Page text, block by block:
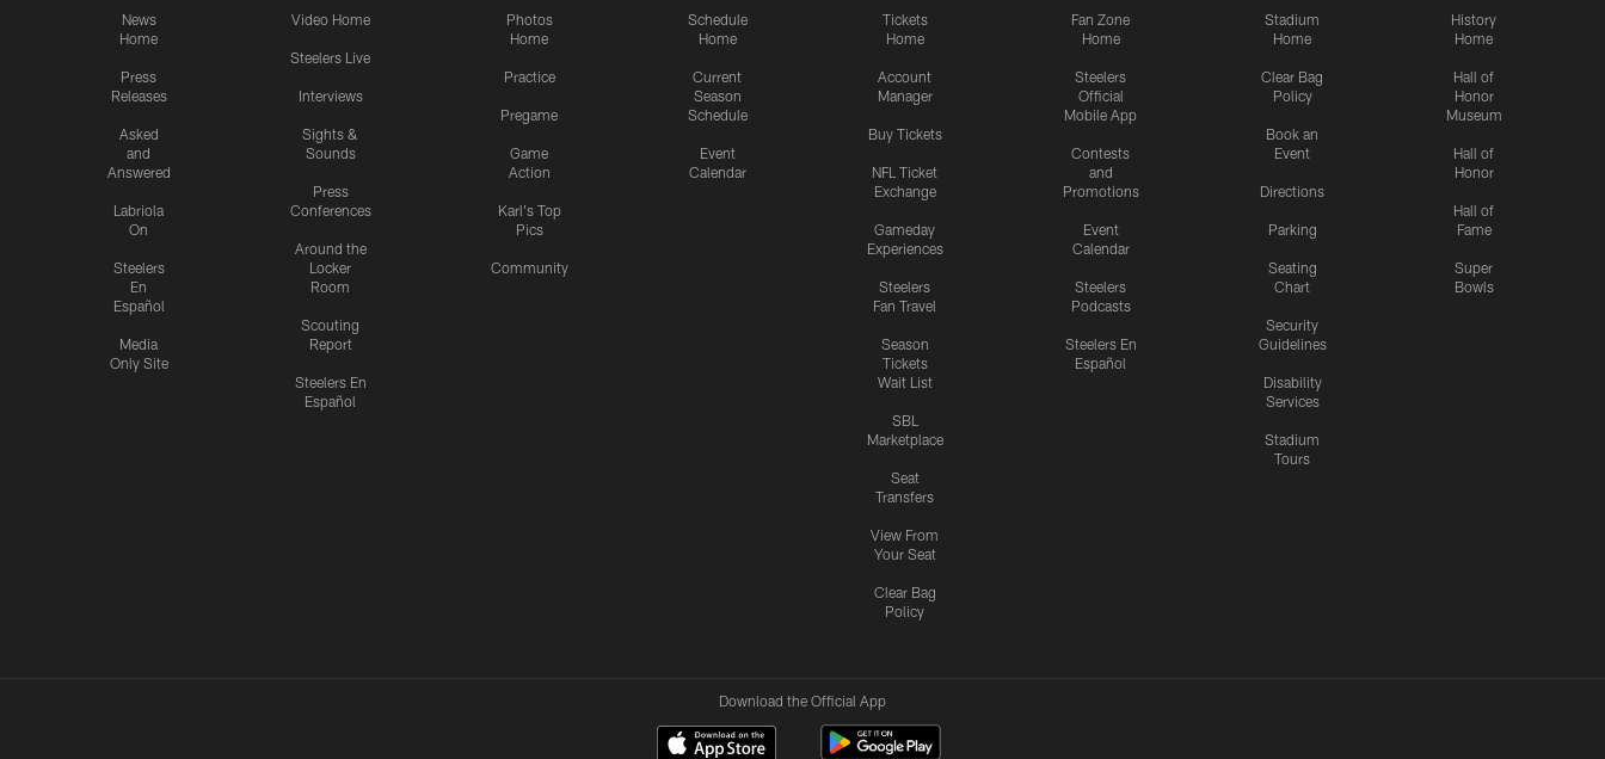
News
Home
Press
Releases
Asked
and
Answered
Labriola
On
Steelers
En
Español
Media
Only Site
Video Home
Steelers Live
Interviews
Sights &
Sounds
Press
Conferences
Around the
Locker
Room
Scouting
Report
Steelers En
Español
Photos
Home
Practice
Pregame
Game
Action
Karl's Top
Pics
Community
Schedule
Home
Current
Season
Schedule
Event
Calendar
Tickets
Home
Account
Manager
Buy Tickets
NFL Ticket
Exchange
Gameday
Experiences
Steelers
Fan Travel
Season
Tickets
Wait List
SBL
Marketplace
Seat
Transfers
View From
Your Seat
Clear Bag
Policy
Fan Zone
Home
Steelers
Official
Mobile App
Contests
and
Promotions
Event
Calendar
Steelers
Podcasts
Steelers En
Español
Stadium
Home
Clear Bag
Policy
Book an
Event
Directions
Parking
Seating
Chart
Security
Guidelines
Disability
Services
Stadium
Tours
History
Home
Hall of
Honor
Museum
Hall of
Honor
Hall of
Fame
Super
Bowls
Download the Official App